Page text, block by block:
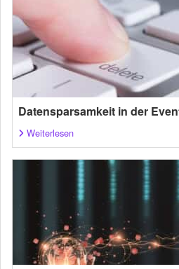
Datensparsamkeit in der
Weiterlesen